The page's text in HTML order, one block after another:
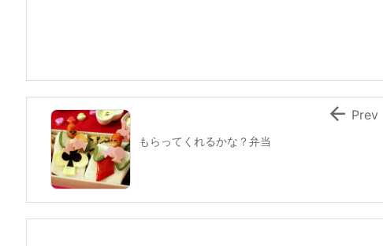
k
もらってくれるかな？弁当
 Prev